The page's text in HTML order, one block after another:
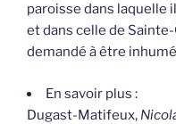
paroisse dans laquelle
et dans celle de
demandé à être
En savoir plus :
Dugast-Matifeux,